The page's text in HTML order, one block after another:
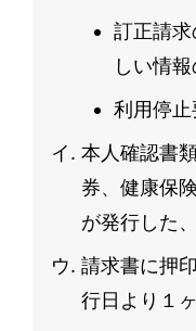
訂正請
しい情
利用停
本人確認書
券、健康保
が発行した
請求書に押
行日より１